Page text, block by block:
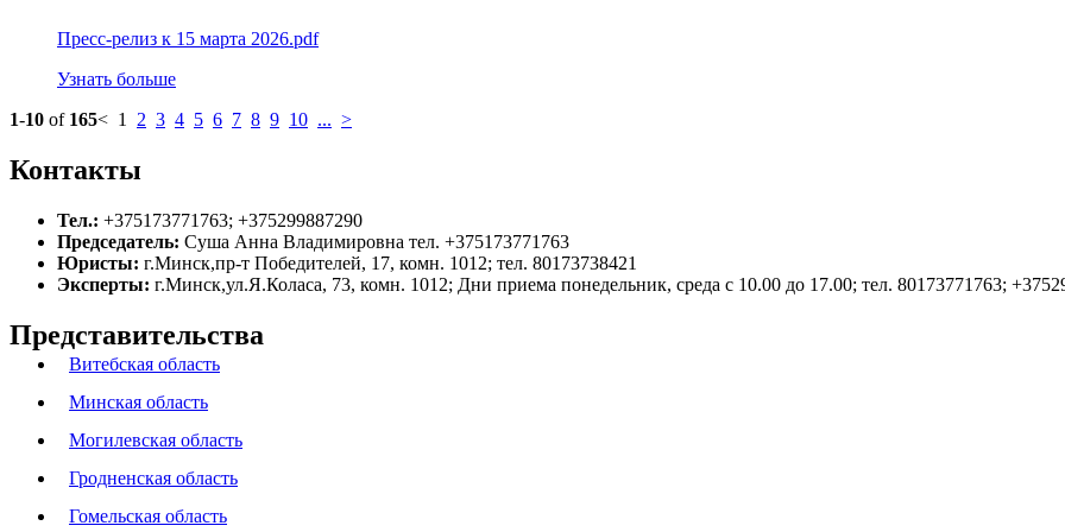
Пресс-релиз к 15 марта 2026.pdf
Узнать больше
1-10 of 165< 1 2 3 4 5 6 7 8 9 10 ... >
Контакты
Тел.: +375173771763; +375299887290
Председатель: Суша Анна Владимировна тел. +375173771763
Юристы: г.Минск,пр-т Победителей, 17, комн. 1012; тел. 80173738421
Эксперты: г.Минск,ул.Я.Коласа, 73, комн. 1012; Дни приема понедельник, среда с 10.00 до 17.00; тел. 80173771763;
Представительства
Витебская область
Минская область
Могилевская область
Гродненская область
Гомельская область